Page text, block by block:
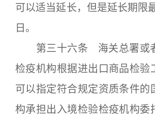
可以适当延长，但是延长期限
日。
第三十六条 海关总署或
检疫机构根据进出口商品检验
可以指定符合规定资质条件的
构承担出入境检验检疫机构委